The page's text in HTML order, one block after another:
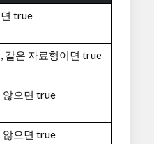
true
같은 자료형이면 true
않으면 true
않으면 true